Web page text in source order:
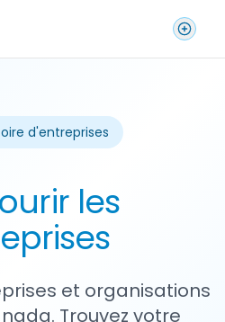
d'entreprises
les
et organisations
Trouvez votre